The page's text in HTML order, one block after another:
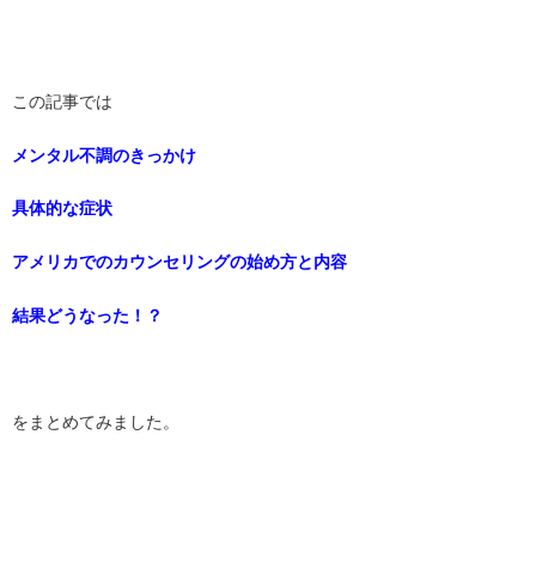
この記事では
メンタル不調のきっかけ
具体的な症状
アメリカでのカウンセリングの始め方と内容
結果どうなった！？
をまとめてみました。